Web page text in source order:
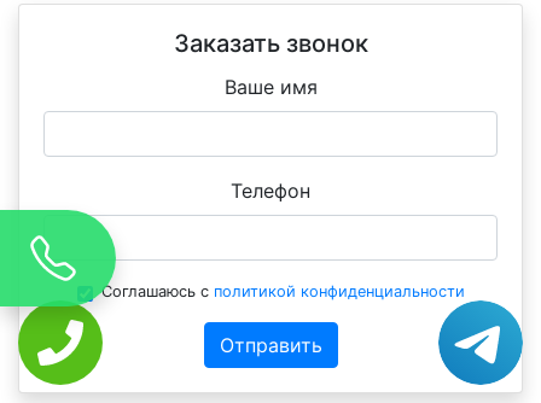
Заказать звонок
Ваше имя
Телефон
Соглашаюсь с политикой конфиденциальности
Отправить